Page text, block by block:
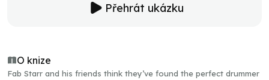
Přehrát ukázku
O knize
Fab Starr and his friends think they’ve found the perfect drummer